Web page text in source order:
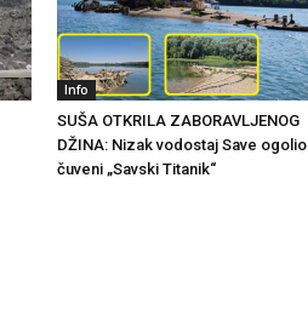
Info
SUŠA OTKRILA ZABORAVLJENOG
DŽINA: Nizak vodostaj Save ogolio
čuveni „Savski Titanik“